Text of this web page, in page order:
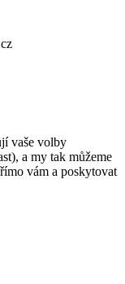
vaše volby
a my tak můžeme
vám a poskytovat